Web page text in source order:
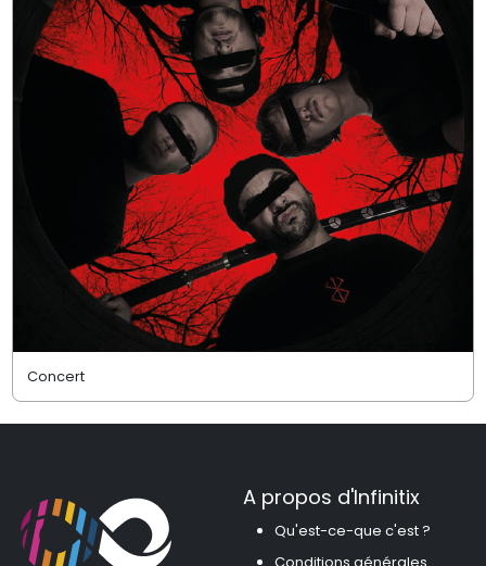
Concert
A propos d'Infinitix
Qu'est-ce-que c'est ?